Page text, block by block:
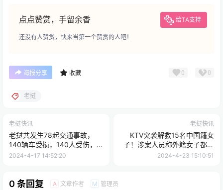
点点赞赏，手留余香 给TA支持
还没有人赞赏，快来当第一个赞赏的人吧！
海报分享 收藏 0 0
老挝
老挝快讯
老挝共发生78起交通事故，
140辆车受损，140人受伤，8
人死亡
2024-4-17 14:52:20
老挝快讯
KTV突袭解救15名中国籍女
子！涉案人员称外籍女子都是
自愿工作，没有强迫！
2024-4-23 15:10:51
0 条回复 A 文章作者 M 管理员